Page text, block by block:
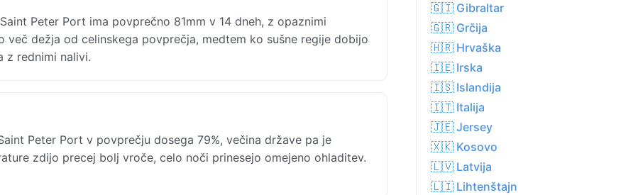
Peter Port ima povprečno 81mm v 14 dneh, z opaznimi
dežja od celinskega povprečja, medtem ko sušne regije dobijo
z rednimi nalivi.
Peter Port v povprečju dosega 79%, večina države pa je
zdijo precej bolj vroče, celo noči prinesejo omejeno ohladitev.
🇬🇮 Gibraltar
🇬🇷 Grčija
🇭🇷 Hrvaška
🇮🇪 Irska
🇮🇸 Islandija
🇮🇹 Italija
🇯🇪 Jersey
🇽🇰 Kosovo
🇱🇻 Latvija
🇱🇮 Lihtenštajn